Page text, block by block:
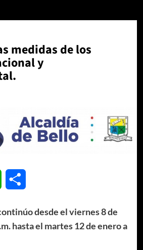
medidas de los
y
WhatsApp
desde el viernes 8 de
hasta el martes 12 de enero a